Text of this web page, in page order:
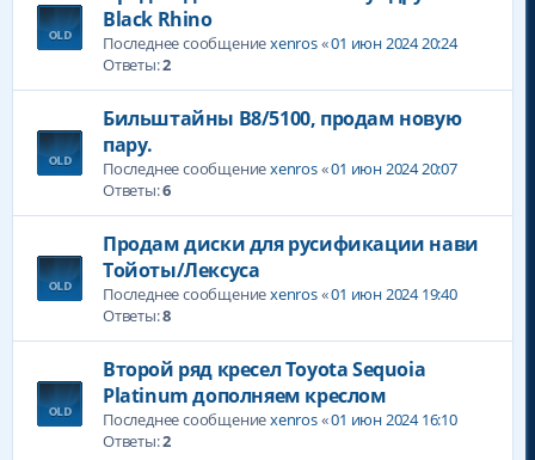
Black Rhino
Последнее сообщениеxenros«01 июн 2024 20:24
Ответы:2
Бильштайны В8/5100, продам новую
пару.
Последнее сообщениеxenros«01 июн 2024 20:07
Ответы:6
Продам диски для русификации нави
Тойоты/Лексуса
Последнее сообщениеxenros«01 июн 2024 19:40
Ответы:8
Второй ряд кресел Toyota Sequoia
Platinum дополняем креслом
Последнее сообщениеxenros«01 июн 2024 16:10
Ответы:2